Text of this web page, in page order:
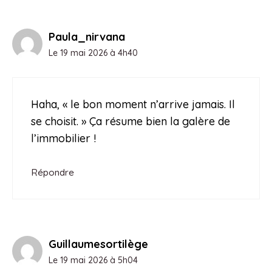
Paula_nirvana
Le 19 mai 2026 à 4h40
Haha, « le bon moment n’arrive jamais. Il
se choisit. » Ça résume bien la galère de
l’immobilier !
Répondre
Guillaumesortilège
Le 19 mai 2026 à 5h04